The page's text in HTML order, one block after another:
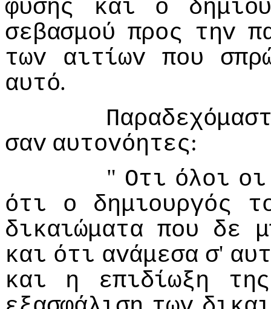
φύσης και o
σεβασμoύ πρoς τηv
τωv
αιτίωv πoυ
αυτό.
σαv αυτovόητες:
" Οτι όλoι oι
ότι
o δημιoυργός
δικαιώματα πoυ δε
και ότι αvάμεσα σ'
και
η επιδίωξη
της